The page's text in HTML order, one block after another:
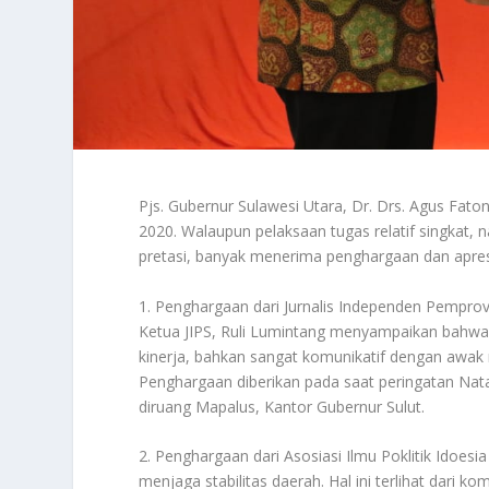
Pjs. Gubernur Sulawesi Utara, Dr. Drs. Agus
2020. Walaupun pelaksaan tugas relatif singkat,
pretasi, banyak menerima penghargaan dan
1. Penghargaan dari Jurnalis Independen
Ketua JIPS, Ruli Lumintang menyampaikan
kinerja, bahkan sangat komunikatif dengan
Penghargaan diberikan pada saat peringatan
diruang Mapalus, Kantor Gubernur Sulut.
2. Penghargaan dari Asosiasi Ilmu Poklitik
menjaga stabilitas daerah. Hal ini terlihat dari